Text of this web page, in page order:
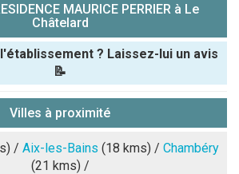
MAURICE PERRIER à Le
Châtelard
? Laissez-lui un avis
📝
attribuer :
Villes à proximité
/ Aix-les-Bains (18 kms) / Chambéry
(21 kms) /